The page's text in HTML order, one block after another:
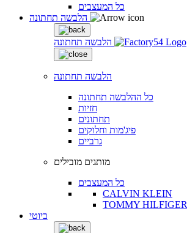
כל המעצבים
הלבשה תחתונה
הלבשה תחתונה
כל ההלבשה תחתונה
חזיות
תחתונים
פיג'מות וחלוקים
גרביים
מותגים מובילים
כל המעצבים
CALVIN KLEIN
TOMMY HILFIGER
ביוטי